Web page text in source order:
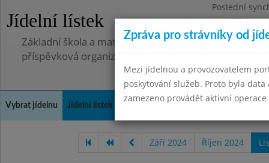
Jídelní lístek
Poslední
Pondělí
Základní škola a mateřská škola, Pavlovice u
příspěvková organizace
Vybrat jídelnu Jídelní lístek Kontakty a informace
Září 2024 Říjen 2024
Zpráva pro strávníky od
Mezi jídelnou a provozovatelem
poskytování služeb. Proto byla
zamezeno provádět aktivní